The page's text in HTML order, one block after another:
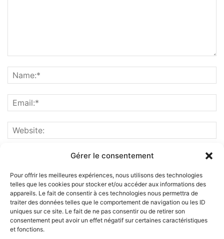
Gérer le consentement
Pour offrir les meilleures expériences, nous utilisons des technologies
telles que les cookies pour stocker et/ou accéder aux informations des
appareils. Le fait de consentir à ces technologies nous permettra de
traiter des données telles que le comportement de navigation ou les ID
uniques sur ce site. Le fait de ne pas consentir ou de retirer son
consentement peut avoir un effet négatif sur certaines caractéristiques
et fonctions.